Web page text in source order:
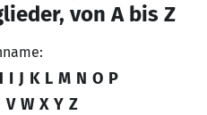
von A bis Z
I J K L M N O P
V W X Y Z